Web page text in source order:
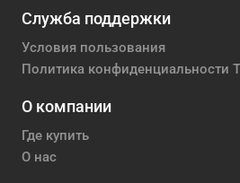
Служба поддержки
Условия пользования
Политика конфиденциальности
О компании
Где купить
О нас